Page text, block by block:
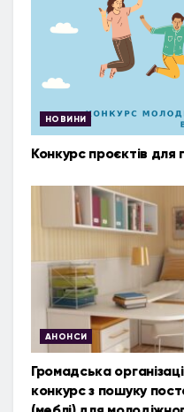
НОВИНИ
Конкурс проєктів для
АНОНСИ
Громадська
конкурс з пошуку